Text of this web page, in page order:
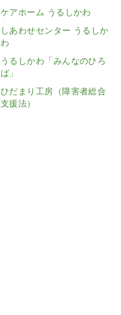
ケアホーム うるしかわ
しあわせセンター うるしか
わ
うるしかわ「みんなのひろ
ば」
ひだまり工房（障害者総合
支援法）